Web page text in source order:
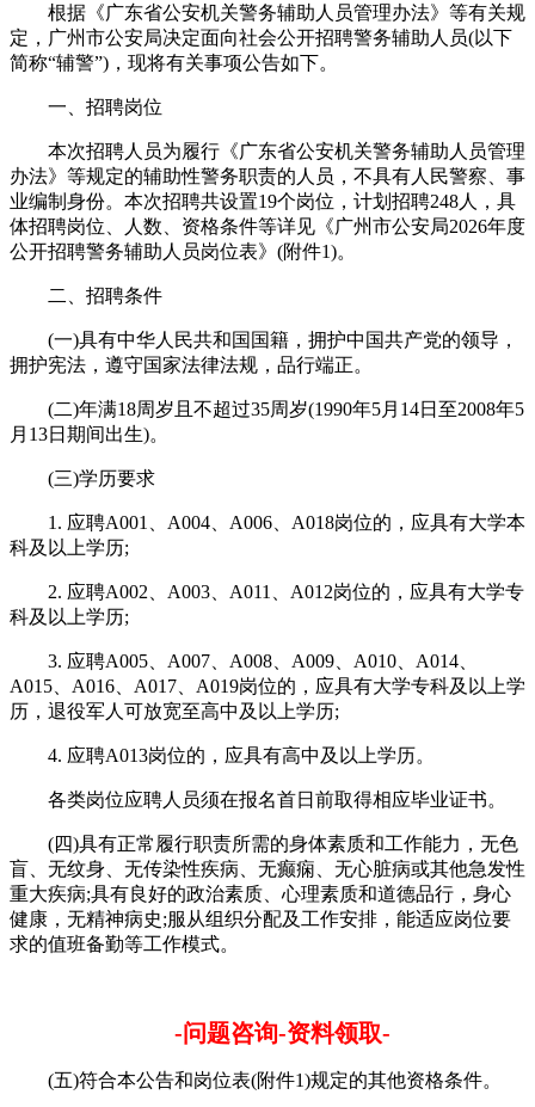
根据《广东省公安机关警务辅助人员管理办法》等有关规
定，广州市公安局决定面向社会公开招聘警务辅助人员(以下
简称“辅警”)，现将有关事项公告如下。
一、招聘岗位
本次招聘人员为履行《广东省公安机关警务辅助人员管理
办法》等规定的辅助性警务职责的人员，不具有人民警察、事
业编制身份。本次招聘共设置19个岗位，计划招聘248人，具
体招聘岗位、人数、资格条件等详见《广州市公安局2026年度
公开招聘警务辅助人员岗位表》(附件1)。
二、招聘条件
(一)具有中华人民共和国国籍，拥护中国共产党的领导，
拥护宪法，遵守国家法律法规，品行端正。
(二)年满18周岁且不超过35周岁(1990年5月14日至2008年5
月13日期间出生)。
(三)学历要求
1. 应聘A001、A004、A006、A018岗位的，应具有大学本
科及以上学历;
2. 应聘A002、A003、A011、A012岗位的，应具有大学专
科及以上学历;
3. 应聘A005、A007、A008、A009、A010、A014、
A015、A016、A017、A019岗位的，应具有大学专科及以上学
历，退役军人可放宽至高中及以上学历;
4. 应聘A013岗位的，应具有高中及以上学历。
各类岗位应聘人员须在报名首日前取得相应毕业证书。
(四)具有正常履行职责所需的身体素质和工作能力，无色
盲、无纹身、无传染性疾病、无癫痫、无心脏病或其他急发性
重大疾病;具有良好的政治素质、心理素质和道德品行，身心
健康，无精神病史;服从组织分配及工作安排，能适应岗位要
求的值班备勤等工作模式。
-问题咨询-资料领取-
(五)符合本公告和岗位表(附件1)规定的其他资格条件。